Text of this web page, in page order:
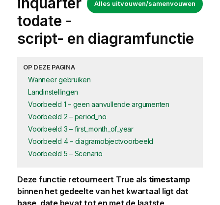
Alles uitvouwen/samenvouwen
todate -
script- en diagramfunctie
OP DEZE PAGINA
Wanneer gebruiken
Landinstellingen
Voorbeeld 1 – geen aanvullende argumenten
Voorbeeld 2 – period_no
Voorbeeld 3 – first_month_of_year
Voorbeeld 4 – diagramobjectvoorbeeld
Voorbeeld 5 – Scenario
Deze functie retourneert Trueals timestamp
binnen het gedeelte van het kwartaal ligt dat